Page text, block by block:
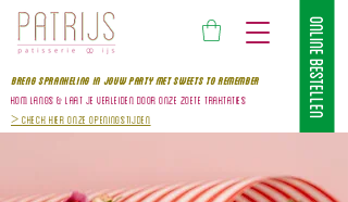
BRENG SPRANKELING IN JOUW PARTY MET SWEETS TO REMEMBer
kom langS & laat je verleiden door onze zoete traktaties
>Check hier onze openingstijden
ONLINE BESTELLEN